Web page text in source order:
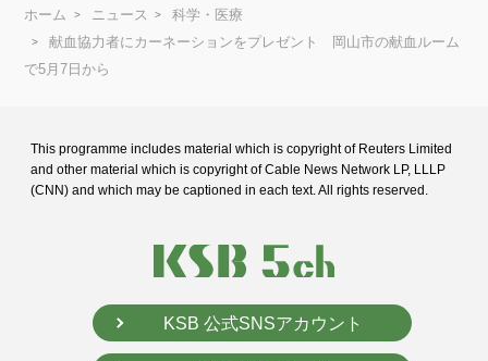
ホーム ニュース
科学・医療
献血協力者にカーネーションをプレゼント 岡山市の献血ルーム
で5月7日から
This programme includes material which is copyright of Reuters Limited
and other material which is copyright of Cable News Network LP, LLLP
(CNN) and which may be captioned in each text. All rights reserved.
KSB 公式SNSアカウント